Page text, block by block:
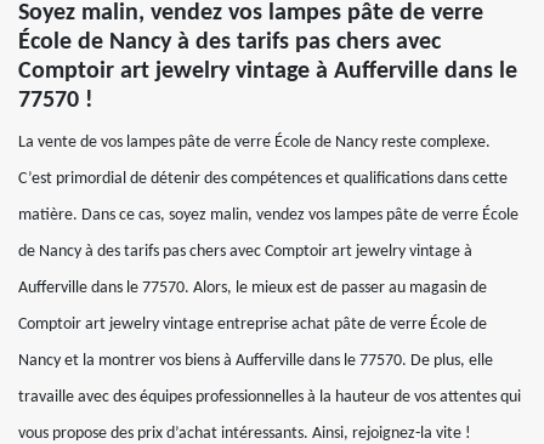
Soyez malin, vendez vos lampes pâte de verre
École de Nancy à des tarifs pas chers avec
Comptoir art jewelry vintage à Aufferville dans le
77570 !
La vente de vos lampes pâte de verre École de Nancy reste complexe.
C’est primordial de détenir des compétences et qualifications dans cette
matière. Dans ce cas, soyez malin, vendez vos lampes pâte de verre École
de Nancy à des tarifs pas chers avec Comptoir art jewelry vintage à
Aufferville dans le 77570. Alors, le mieux est de passer au magasin de
Comptoir art jewelry vintage entreprise achat pâte de verre École de
Nancy et la montrer vos biens à Aufferville dans le 77570. De plus, elle
travaille avec des équipes professionnelles à la hauteur de vos attentes qui
vous propose des prix d’achat intéressants. Ainsi, rejoignez-la vite !